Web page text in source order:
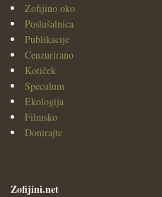
Zofijino oko
Poslušalnica
Publikacije
Cenzurirano
Kotiček
Speculum
Ekologija
Filmsko
Donirajte
Zofijini.net